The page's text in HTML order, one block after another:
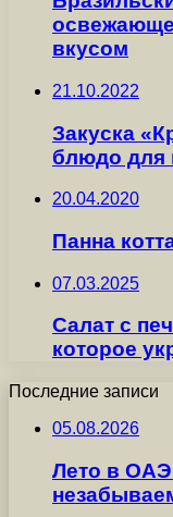
вкусом
21.10.2022
Закуска
блюдо для
20.04.2020
Панна
07.03.2025
Салат с
которое
Последние записи
05.08.2026
Лето в